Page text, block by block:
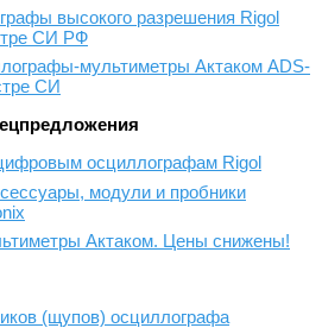
высокого разрешения Rigol
СИ РФ
мультиметры Актаком ADS-
СИ
осциллографам Rigol
модули и пробники
Актаком. Цены снижены!
(щупов) осциллографа